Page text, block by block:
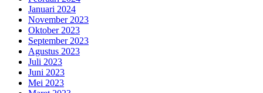
Januari 2024
November 2023
Oktober 2023
September 2023
Agustus 2023
Juli 2023
Juni 2023
Mei 2023